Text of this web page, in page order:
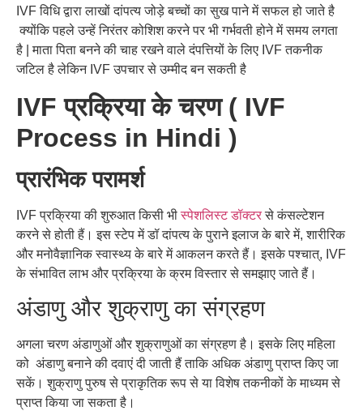
IVFविधि द्वारा लाखों दांपत्य जोड़े बच्चों का सुख पाने में सफल हो जाते है
क्योंकि पहले उन्हें निरंतर कोशिश करने पर भी गर्भवती होने में समय लगता
है | माता पिता बनने की चाह रखने वाले दंपत्तियों के लिए IVF तकनीक
जटिल है लेकिन IVF उपचार से उम्मीद बन सकती है
IVF प्रक्रिया के चरण ( IVF
Process in Hindi )
प्रारंभिक परामर्श
IVFप्रक्रिया की शुरुआत किसी भी स्पेशलिस्ट डॉक्टर से कंसल्टेशन
करने से होती हैं। इस स्टेप में डॉ दांपत्य के पुराने इलाज के बारे में,शारीरिक
और मनोवैज्ञानिक स्वास्थ्य के बारे में आकलन करते हैं। इसके पश्चात्, IVF
के संभावित लाभ और प्रक्रिया के क्रम विस्तार से समझाए जाते हैं।
अंडाणु और शुक्राणु का संग्रहण
अगला चरण अंडाणुओं और शुक्राणुओं का संग्रहण है। इसके लिए महिला
को अंडाणु बनाने की दवाएं दी जाती हैं ताकि अधिक अंडाणु प्राप्त किए जा
सकें। शुक्राणु पुरुष से प्राकृतिक रूप से या विशेष तकनीकों के माध्यम से
प्राप्त किया जा सकता है।